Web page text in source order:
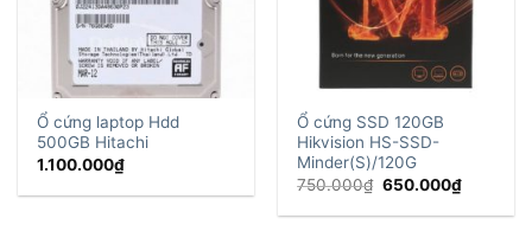
Ổ cứng laptop Hdd
500GB Hitachi
1.100.000₫
Ổ cứng SSD 120GB
Hikvision HS-SSD-
Minder(S)/120G
750.000₫ Giá
gốc
là:
650.000₫Giá
tại